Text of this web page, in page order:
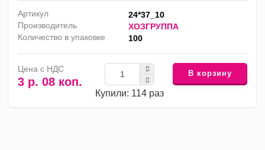
Артикул
24*37_10
Производитель
ХОЗГРУППА
Количество в упаковке
100
Цена с НДС
3 р. 08 коп.
Купили: 114 раз
В корзину